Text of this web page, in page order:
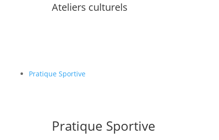
Ateliers culturels
Pratique Sportive
Pratique Sportive